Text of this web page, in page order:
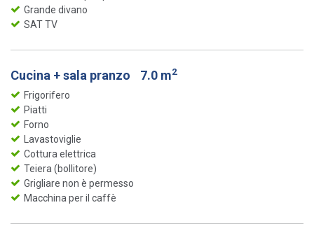
Grande divano
SAT TV
Cucina + sala pranzo 7.0 m2
Frigorifero
Piatti
Forno
Lavastoviglie
Cottura elettrica
Teiera (bollitore)
Grigliare non è permesso
Macchina per il caffè